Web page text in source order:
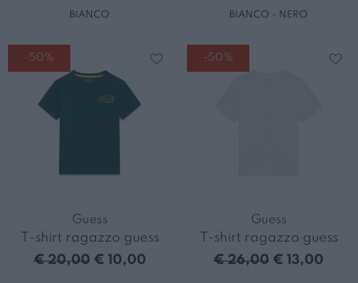
BIANCO BIANCO - NERO
-50%
Guess
T-shirt ragazzo guess
€ 20,00 € 10,00
-50%
Guess
T-shirt ragazzo guess
€ 26,00 € 13,00